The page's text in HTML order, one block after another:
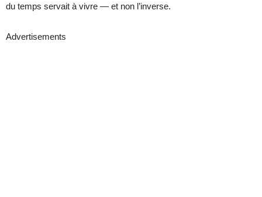
du temps servait à vivre — et non l’inverse.
Advertisements